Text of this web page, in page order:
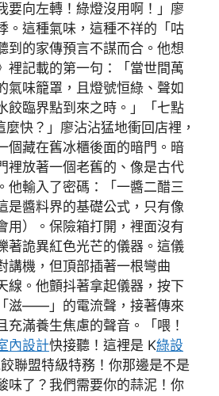
要向左轉！綠燈沒用啊！」廖
。這種氣味，這種不祥的「咕
到的家傳預言不謀而合。他想
裡記載的第一句：「當世間萬
氣味籠罩，且燈號恒綠、聲如
餃臨界點到來之時。」「七點
快？」廖沾沾猛地衝回店裡，
個藏在舊冰櫃後面的暗門。暗
裡放著一個老舊的、像是古代
他輸入了密碼：「一醬二醋三
是醬料界的基礎公式，只有像
用）。保險箱打開，裡面沒有
著詭異紅色光芒的儀器。這儀
講機，但頂部插著一根彎曲
線。他顫抖著拿起儀器，按下
滋——」的電流聲，接著傳來
充滿養生焦慮的聲音。「喂！
內設計快接聽！這裡是 K綠設
聯盟特級特務！你那邊是不是
味了？我們需要你的蒜泥！你